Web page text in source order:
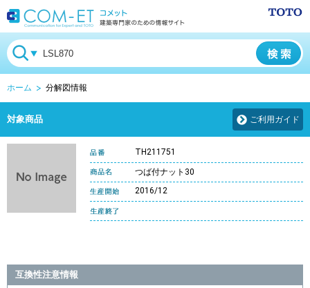
ホーム 分解図情報
対象商品 ご利用ガイド
TH211751
つば付ナット30
2016/12
互換性注意情報